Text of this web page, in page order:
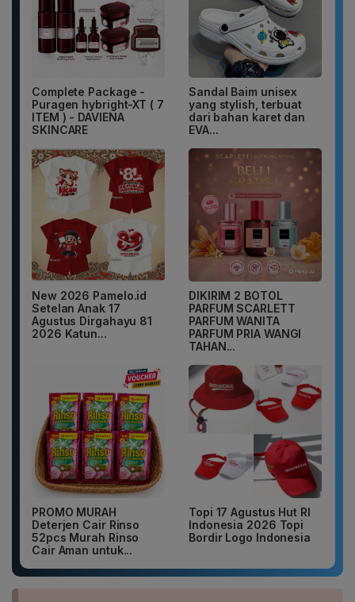
Complete Package -
Puragen hybright-XT ( 7
ITEM ) - DAVIENA
SKINCARE
Sandal Baim unisex
yang stylish, terbuat
dari bahan karet dan
EVA...
New 2026 Pamelo.id
Setelan Anak 17
Agustus Dirgahayu 81
2026 Katun...
DIKIRIM 2 BOTOL
PARFUM SCARLETT
PARFUM WANITA
PARFUM PRIA WANGI
TAHAN...
PROMO MURAH
Deterjen Cair Rinso
52pcs Murah Rinso
Cair Aman untuk...
Topi 17 Agustus Hut RI
Indonesia 2026 Topi
Bordir Logo Indonesia